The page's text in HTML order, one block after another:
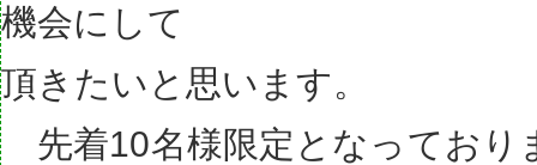
機会にして
頂きたいと思います。
先着10名様限定となっており